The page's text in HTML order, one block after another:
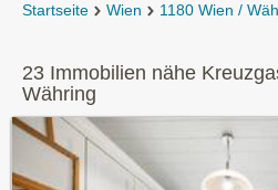
Startseite Wien 1180 Wien /
23 Immobilien nähe
Währing